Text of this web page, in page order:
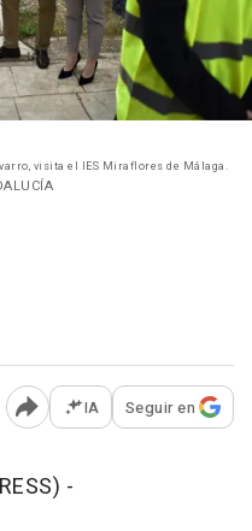
visita el IES Miraflores de Málaga.
Abrir opciones para
IA Seguir en
-